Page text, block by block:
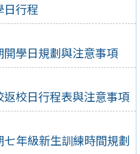
日行程
學日規劃與注意事項
校日行程表與注意事項
年級新生訓練時間規劃